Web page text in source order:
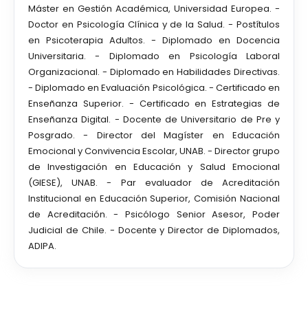
Máster en Gestión Académica, Universidad Europea. -
Doctor en Psicología Clínica y de la Salud. - Postítulos
en Psicoterapia Adultos. - Diplomado en Docencia
Universitaria. - Diplomado en Psicología Laboral
Organizacional. - Diplomado en Habilidades Directivas.
- Diplomado en Evaluación Psicológica. - Certificado en
Enseñanza Superior. - Certificado en Estrategias de
Enseñanza Digital. - Docente de Universitario de Pre y
Posgrado. - Director del Magíster en Educación
Emocional y Convivencia Escolar, UNAB. - Director grupo
de Investigación en Educación y Salud Emocional
(GIESE), UNAB. - Par evaluador de Acreditación
Institucional en Educación Superior, Comisión Nacional
de Acreditación. - Psicólogo Senior Asesor, Poder
Judicial de Chile. - Docente y Director de Diplomados,
ADIPA.